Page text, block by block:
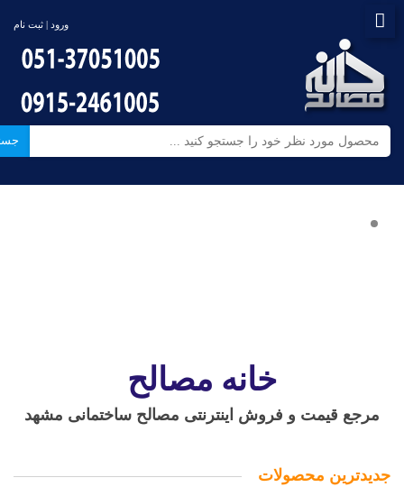
ورود | ثبت نام
خانه مصالح
مرجع قیمت و فروش اینترنتی مصالح ساختمانی مشهد
جدیدترین محصولات